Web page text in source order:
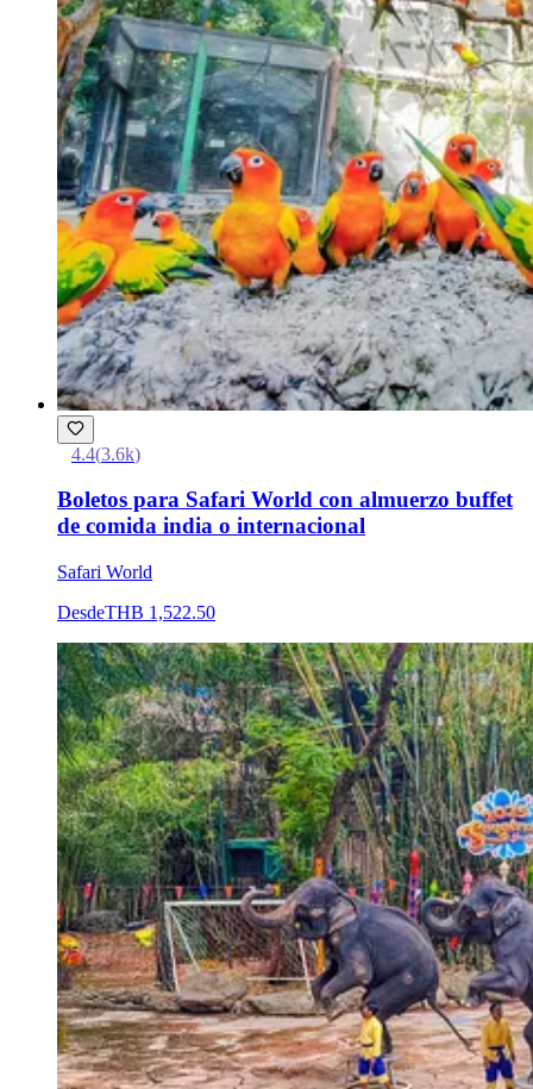
4.4(3.6k)
Boletos para Safari World con almuerzo buffet
de comida india o internacional
Safari World
DesdeTHB 1,522.50